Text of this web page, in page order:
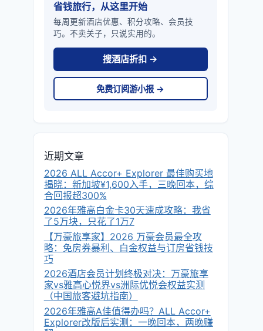
省钱旅行，从这里开始
每周更新酒店优惠、积分攻略、会员技
巧。不卖关子，只说实用的。
搜酒店折扣 →
免费订阅游小报 →
近期文章
2026 ALL Accor+ Explorer 最佳购买地
揭晓：新加坡¥1,600入手，三晚回本，综
合回报超300%
2026年雅高白金卡30天速成攻略：我省
了5万块，只花了1万7
【万豪旅享家】2026 万豪会员最全攻
略：免房券暴利、白金权益与订房省钱技
巧
2026酒店会员计划终极对决：万豪旅享
家vs雅高心悦界vs洲际优悦会权益实测
（中国旅客避坑指南）
2026年雅高A佳值得办吗？ALL Accor+
Explorer改版后实测：一晚回本，两晚赚